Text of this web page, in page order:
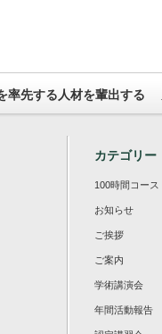
率先する人材を輩出する
カテゴリー
100時間コース
お知らせ
ご挨拶
ご案内
学術講演会
年間活動報告